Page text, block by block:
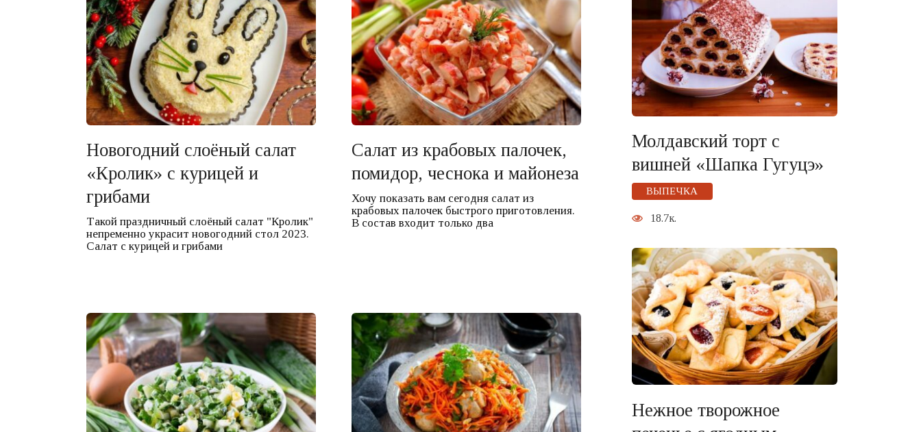
Новогодний слоёный салат
«Кролик» с курицей и
грибами
Такой праздничный слоёный салат "Кролик"
непременно украсит новогодний стол 2023.
Салат с курицей и грибами
Салат из крабовых палочек,
помидор, чеснока и майонеза
Хочу показать вам сегодня салат из
крабовых палочек быстрого приготовления.
В состав входит только два
Молдавский торт с
вишней «Шапка Гугуцэ»
ВЫПЕЧКА
18.7к.
Нежное творожное